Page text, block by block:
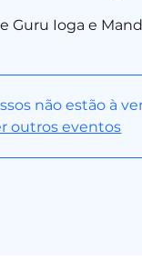
Guru Ioga e
não estão à
outros eventos